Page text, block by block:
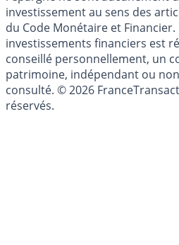
Les articles et commentaires
l'épargne ne sont aucunement
investissement au sens des
du Code Monétaire et
investissements financiers est
conseillé personnellement, un
patrimoine, indépendant ou